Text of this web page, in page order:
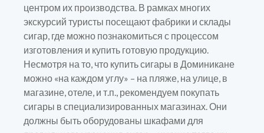
центром их производства. В рамках многих
экскурсий туристы посещают фабрики и склады
сигар, где можно познакомиться с процессом
изготовления и купить готовую продукцию.
Несмотря на то, что купить сигары в Доминикане
можно «на каждом углу» – на пляже, на улице, в
магазине, отеле, и т.п., рекомендуем покупать
сигары в специализированных магазинах. Они
должны быть оборудованы шкафами для